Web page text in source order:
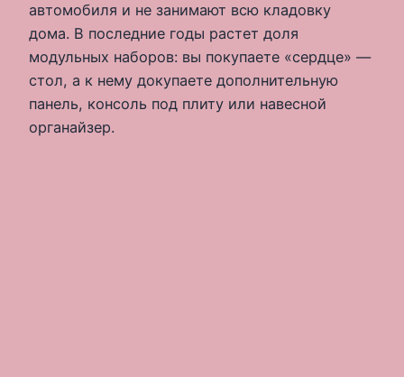
автомобиля и не занимают всю кладовку
дома. В последние годы растет доля
модульных наборов: вы покупаете «сердце» —
стол, а к нему докупаете дополнительную
панель, консоль под плиту или навесной
органайзер.